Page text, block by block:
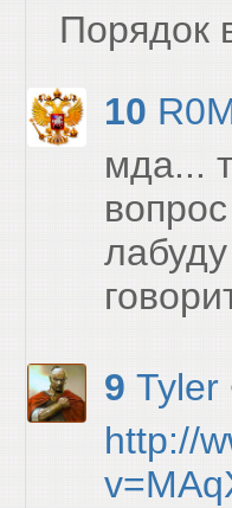
Порядок
10
мда...
9 Tyler
http://